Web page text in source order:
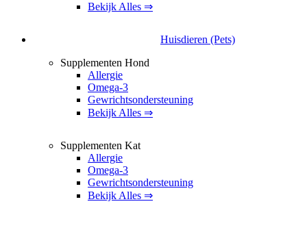
Bekijk Alles ⇒
Huisdieren (Pets)
Supplementen Hond
Allergie
Omega-3
Gewrichtsondersteuning
Bekijk Alles ⇒
Supplementen Kat
Allergie
Omega-3
Gewrichtsondersteuning
Bekijk Alles ⇒